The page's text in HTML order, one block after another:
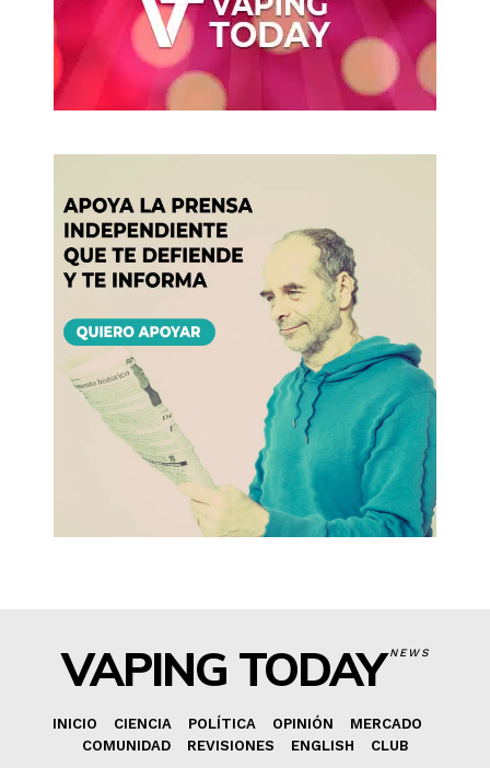
VAPING TODAYNEWS
INICIO CIENCIA POLÍTICA OPINIÓN
MERCADO
COMUNIDAD
REVISIONES ENGLISH CLUB